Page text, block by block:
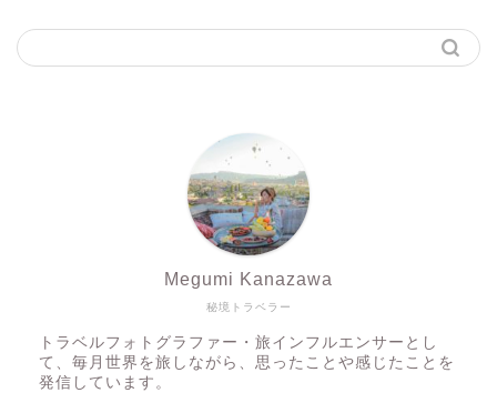
秘境トラベラー
Megumi Kanazawa
トラベルフォトグラファー・旅インフルエンサーとし
て、毎月世界を旅しながら、思ったことや感じたことを
発信しています。